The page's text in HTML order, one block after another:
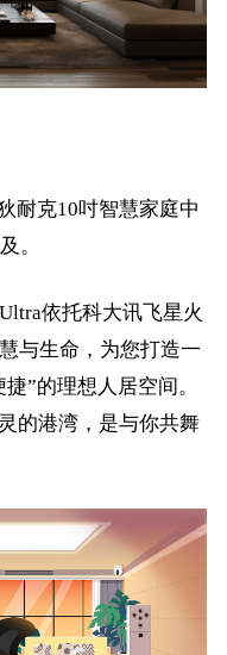
耐克10吋智慧家庭中
。
依托科大讯飞星火
与生命，为您打造一
”的理想人居空间。
的港湾，是与你共舞